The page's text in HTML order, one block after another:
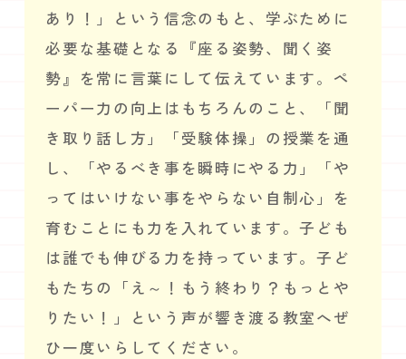
あり！」という信念のもと、学ぶために
必要な基礎となる『座る姿勢、聞く姿
勢』を常に言葉にして伝えています。ペ
ーパー力の向上はもちろんのこと、「聞
き取り話し方」「受験体操」の授業を通
し、「やるべき事を瞬時にやる力」「や
ってはいけない事をやらない自制心」を
育むことにも力を入れています。子ども
は誰でも伸びる力を持っています。子ど
もたちの「え～！もう終わり？もっとや
りたい！」という声が響き渡る教室へぜ
ひ一度いらしてください。